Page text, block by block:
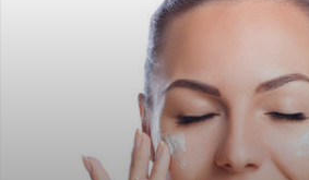
LD PRESTIGE
http://www.ldprestige.com